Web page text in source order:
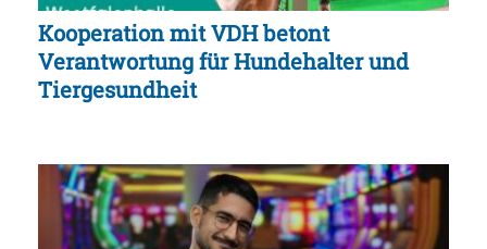
Kooperation mit VDH betont
Verantwortung für Hundehalter und
Tiergesundheit